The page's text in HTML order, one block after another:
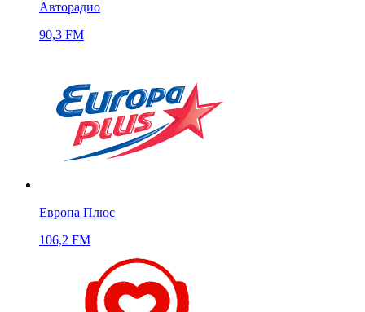
Авторадио
90,3 FM
Европа Плюс
106,2 FM